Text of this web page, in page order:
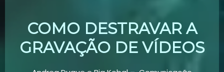
COMO DESTRAVAR A
GRAVAÇÃO DE VÍDEOS